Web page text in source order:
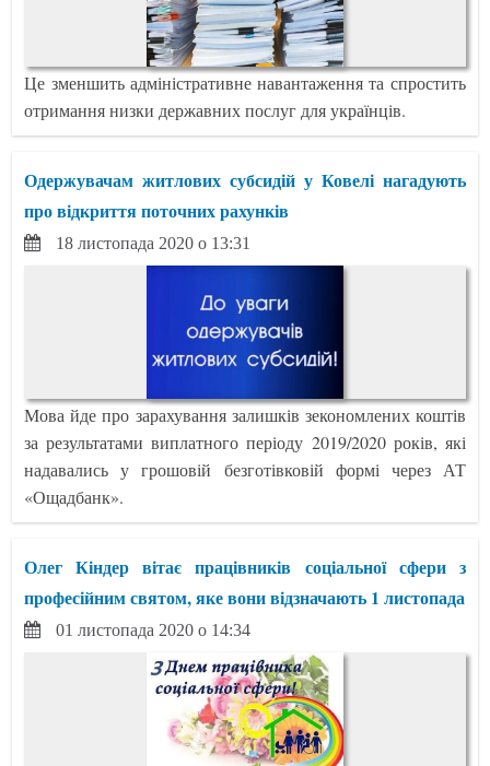
Це зменшить адміністративне навантаження та спростить
отримання низки державних послуг для українців.
Одержувачам житлових субсидій у Ковелі нагадують
про відкриття поточних рахунків
18 листопада 2020 о 13:31
Мова йде про зарахування залишків зекономлених коштів
за результатами виплатного періоду 2019/2020 років, які
надавались у грошовій безготівковій формі через АТ
«Ощадбанк».
Олег Кіндер вітає працівників соціальної сфери з
професійним святом, яке вони відзначають 1 листопада
01 листопада 2020 о 14:34